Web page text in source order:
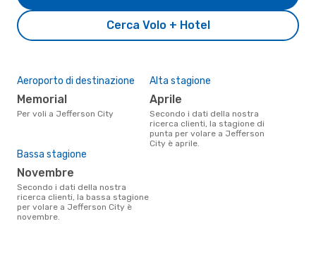
Cerca Volo + Hotel
Aeroporto di destinazione
Memorial
Per voli a Jefferson City
Alta stagione
aprile
Secondo i dati della nostra
ricerca clienti, la stagione di
punta per volare a Jefferson
City è aprile.
Bassa stagione
novembre
Secondo i dati della nostra
ricerca clienti, la bassa stagione
per volare a Jefferson City è
novembre.